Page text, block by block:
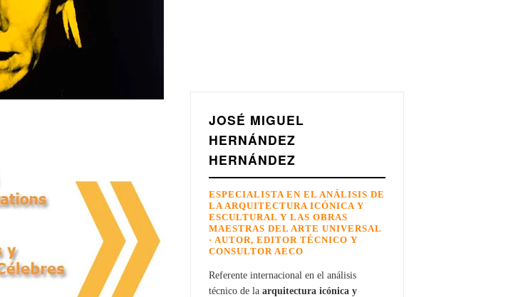
JOSÉ MIGUEL
HERNÁNDEZ
HERNÁNDEZ
ESPECIALISTA EN EL ANÁLISIS DE
LA ARQUITECTURA ICÓNICA Y
ESCULTURAL Y LAS OBRAS
MAESTRAS DEL ARTE UNIVERSAL
· AUTOR, EDITOR TÉCNICO Y
CONSULTOR AECO
Referente internacional en el análisis
técnico de la arquitectura icónica y